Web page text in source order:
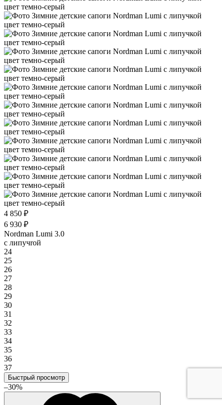
4 850 ₽
6 930 ₽
Nordman Lumi 3.0
с липучrой
24
25
26
27
28
29
30
31
32
33
34
35
36
37
Быстрый просмотр
–30%